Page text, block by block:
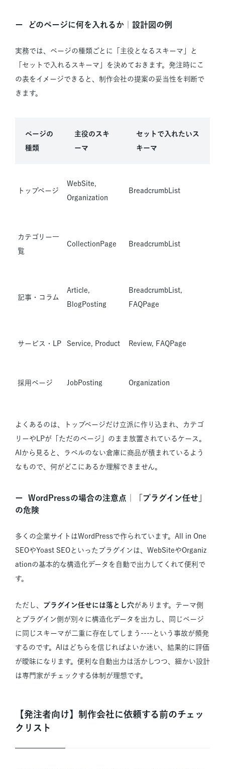
どのページに何を入れるか｜設計図の例
実務では、ページの種類ごとに「主役となるスキーマ」と
「セットで入れるスキーマ」を決めておきます。発注時にこ
の表をイメージできると、制作会社の提案の妥当性を判断で
きます。
ページの
種類
主役のスキ
ーマ
セットで入れたいス
キーマ
トップページ
WebSite,
Organization
BreadcrumbList
カテゴリー一
覧
CollectionPage BreadcrumbList
記事・コラム
Article,
BlogPosting
BreadcrumbList,
FAQPage
サービス・LP Service, Product Review, FAQPage
採用ページ JobPosting Organization
よくあるのは、トップページだけ立派に作り込まれ、カテゴ
リーやLPが「ただのページ」のまま放置されているケース。
AIから見ると、ラベルのない倉庫に商品が積まれているよう
なもので、何がどこにあるか理解できません。
WordPressの場合の注意点｜「プラグイン任せ」
の危険
多くの企業サイトはWordPressで作られています。All in One
SEOやYoast SEOといったプラグインは、WebSiteやOrganiz
ationの基本的な構造化データを自動で出力してくれて便利で
す。
ただし、 プラグイン任せには落とし穴があります。テーマ側
とプラグイン側が別々に構造化データを出力し、同じページ
に同じスキーマが二重に存在してしまう----という事故が頻発
するのです。AIはどちらを信じればよいか迷い、結果的に評価
が曖昧になります。便利な自動出力は活かしつつ、細かい設計
は専門家がチェックする体制が理想です。
【発注者向け】制作会社に依頼する前のチェッ
クリスト